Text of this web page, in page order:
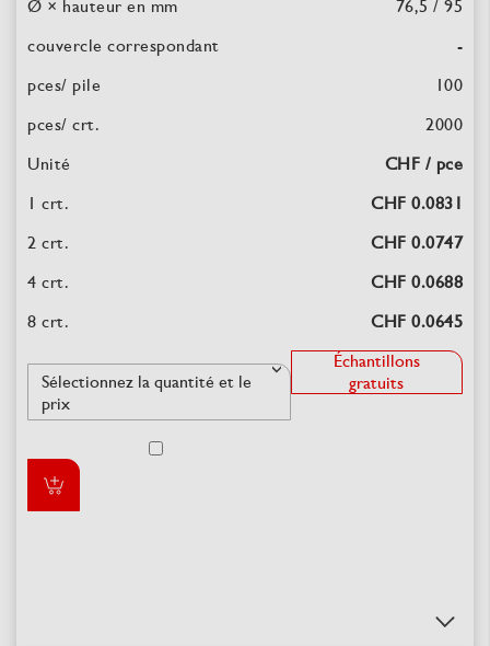
76,5 / 95
-
100
2000
CHF / pce
CHF 0.0831
CHF 0.0747
CHF 0.0688
CHF 0.0645
Échantillons
gratuits